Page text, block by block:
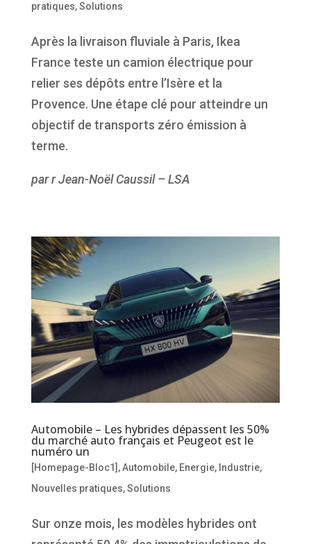
pratiques,Solutions
Après la livraison fluviale à Paris, Ikea
France teste un camion électrique pour
relier ses dépôts entre l’Isère et la
Provence. Une étape clé pour atteindre un
objectif de transports zéro émission à
terme.
par r Jean-Noël Caussil – LSA
Automobile – Les hybrides dépassent les 50%
du marché auto français et Peugeot est le
numéro un
[Homepage-Bloc1] ,Automobile, Energie, Industrie,
Nouvelles pratiques,Solutions
Sur onze mois, les modèles hybrides ont